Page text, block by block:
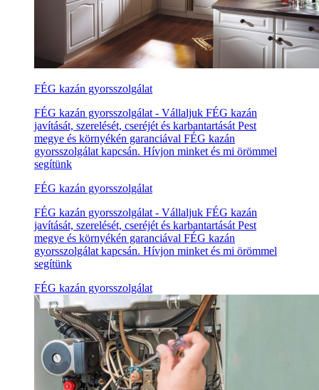
FÉG kazán gyorsszolgálat
FÉG kazán gyorsszolgálat - Vállaljuk FÉG kazán
javítását, szerelését, cseréjét és karbantartását Pest
megye és környékén garanciával FÉG kazán
gyorsszolgálat kapcsán. Hívjon minket és mi örömmel
segítünk
FÉG kazán gyorsszolgálat
FÉG kazán gyorsszolgálat - Vállaljuk FÉG kazán
javítását, szerelését, cseréjét és karbantartását Pest
megye és környékén garanciával FÉG kazán
gyorsszolgálat kapcsán. Hívjon minket és mi örömmel
segítünk
FÉG kazán gyorsszolgálat